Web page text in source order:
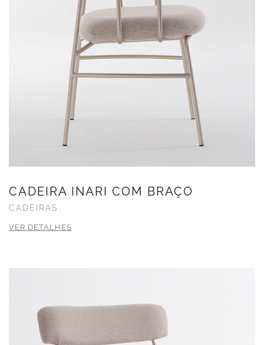
CADEIRA INARI COM BRAÇO
CADEIRAS
VER DETALHES